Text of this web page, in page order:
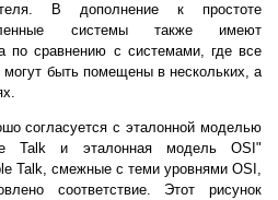
В дополнение к простоте
системы также имеют
по сравнению с системами, где все
быть помещены в нескольких, а
согласуется с эталонной моделью
Talk и эталонная модель OSI"
Talk, смежные с теми уровнями OSI,
соответствие. Этот рисунок